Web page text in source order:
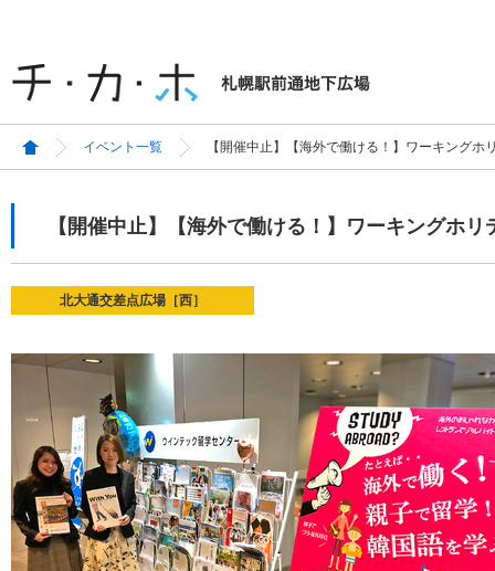
イベント一覧 【開催中止】【海外で働ける！】ワーキングホ
【開催中止】【海外で働ける！】ワーキングホリ
北大通交差点広場［西］